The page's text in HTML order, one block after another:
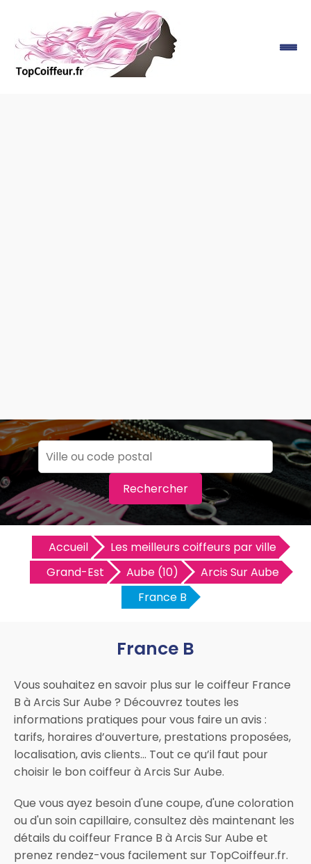
Rechercher
Accueil
Les meilleurs coiffeurs par ville
Grand-Est
Aube (10)
Arcis Sur Aube
France B
France B
Vous souhaitez en savoir plus sur le coiffeur France
B à Arcis Sur Aube ? Découvrez toutes les
informations pratiques pour vous faire un avis :
tarifs, horaires d’ouverture, prestations proposées,
localisation, avis clients… Tout ce qu’il faut pour
choisir le bon coiffeur à Arcis Sur Aube.
Que vous ayez besoin d'une coupe, d'une coloration
ou d'un soin capillaire, consultez dès maintenant les
détails du coiffeur France B à Arcis Sur Aube et
prenez rendez-vous facilement sur TopCoiffeur.fr.